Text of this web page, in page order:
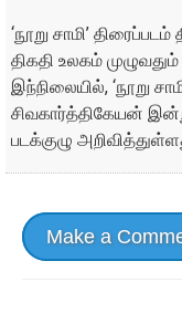
‘நூறு சாமி’
திகதி உலகம்
இந்நிலையில், ‘நூறு
சிவகார்த்திகேயன்
படக்குழு
Make a